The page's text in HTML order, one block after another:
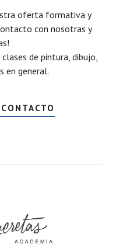
oferta formativa y
con nosotras y
de pintura, dibujo,
en general.